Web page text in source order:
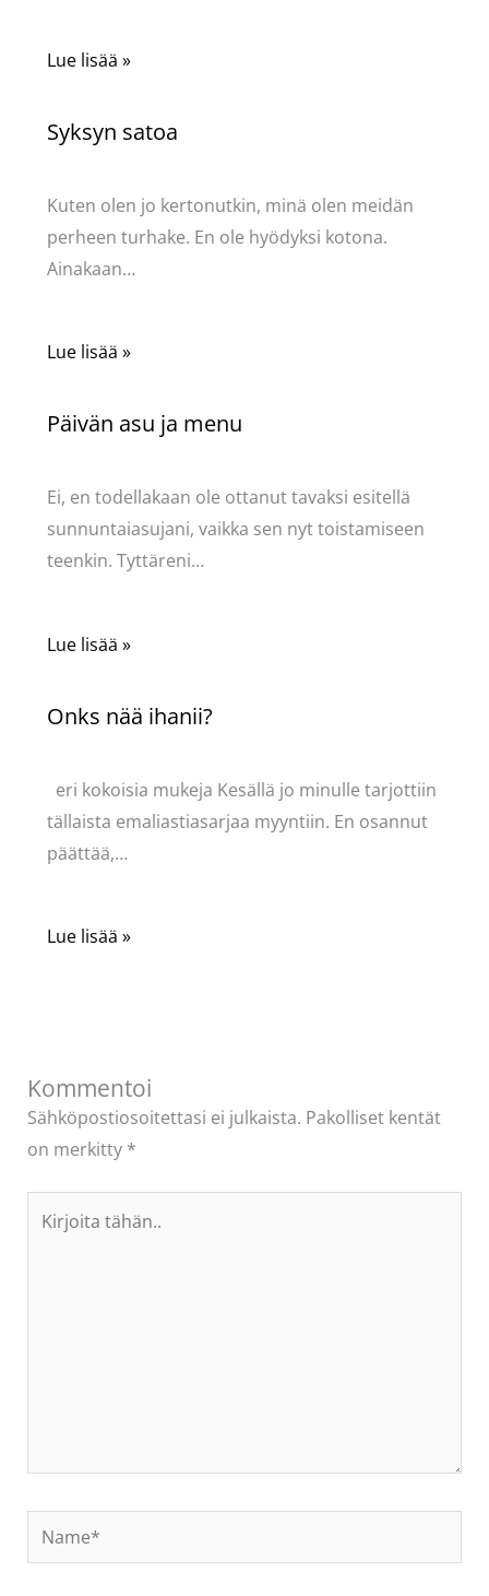
Lue lisää »
Syksyn satoa
Kuten olen jo kertonutkin, minä olen meidän
perheen turhake. En ole hyödyksi kotona.
Ainakaan…
Lue lisää »
Päivän asu ja menu
Ei, en todellakaan ole ottanut tavaksi esitellä
sunnuntaiasujani, vaikka sen nyt toistamiseen
teenkin. Tyttäreni…
Lue lisää »
Onks nää ihanii?
eri kokoisia mukeja Kesällä jo minulle tarjottiin
tällaista emaliastiasarjaa myyntiin. En osannut
päättää,…
Lue lisää »
Kommentoi
Sähköpostiosoitettasi ei julkaista. Pakolliset kentät
on merkitty *
tähän..
Name*